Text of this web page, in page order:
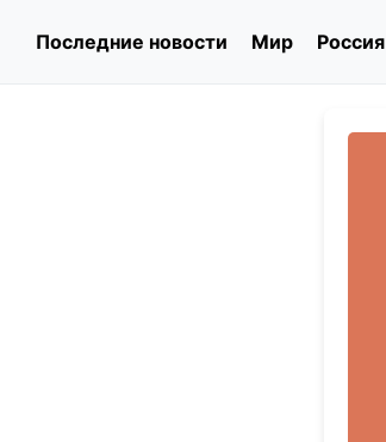
Последние новости Мир Россия